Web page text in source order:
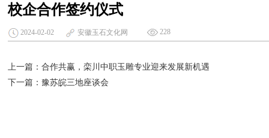
校企合作签约仪式
2024-02-02 安徽玉石文化网 228
上一篇：合作共赢，栾川中职玉雕专业迎来发展新机遇
下一篇：豫苏皖三地座谈会